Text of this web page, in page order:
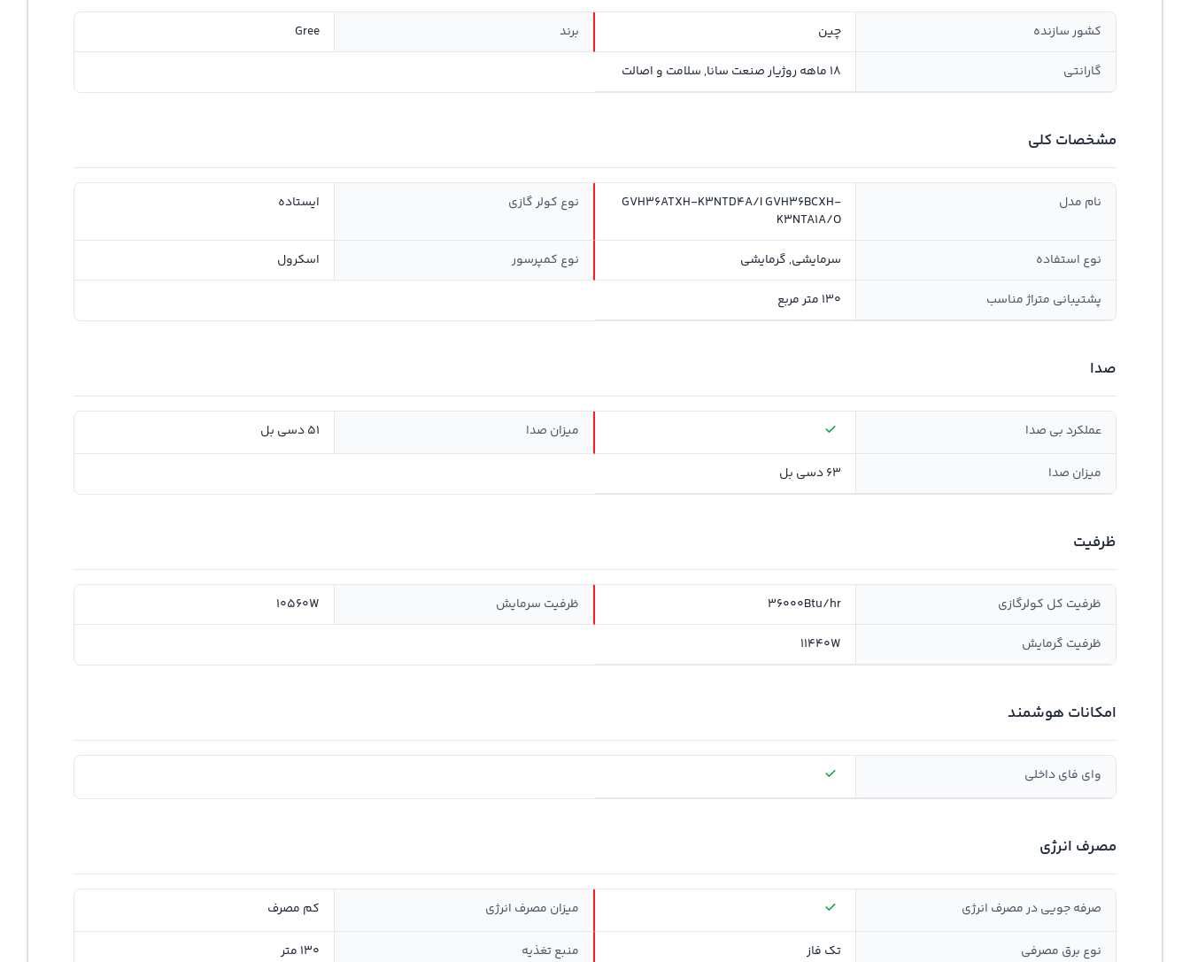
کشور سازنده چین برند Gree
گارانتی 18 ماهه روژیار صنعت سانا, سلامت و اصالت
مشخصات کلی
نام مدل
GVH36ATXH-K3NTD4A/I GVH36BCXH-
K3NTA1A/O
نوع کولر گازی ایستاده
نوع استفاده سرمایشی, گرمایشی نوع کمپرسور اسکرول
پشتیبانی متراژ مناسب 130 متر مربع
صدا
عملکرد بی صدا میزان صدا 51 دسی بل
میزان صدا 63 دسی بل
ظرفیت
ظرفیت کل کولرگازی 36000Btu/hr ظرفيت سرمايش 10560W
ظرفيت گرمايش 11440W
امکانات هوشمند
وای فای داخلی
مصرف انرژی
صرفه جویی در مصرف انرژی ميزان مصرف انرژی کم مصرف
نوع برق مصرفی تک فاز منبع تغذیه 130 متر